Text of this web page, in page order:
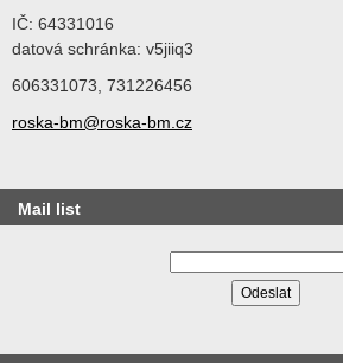
IČ: 64331016
datová schránka: v5jiiq3
606331073, 731226456
roska-bm@roska-bm.cz
Mail list